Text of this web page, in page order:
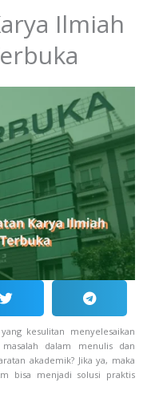
Ilmiah
kesulitan menyelesaikan
dalam menulis dan
akademik? Jika ya, maka
bisa menjadi solusi praktis